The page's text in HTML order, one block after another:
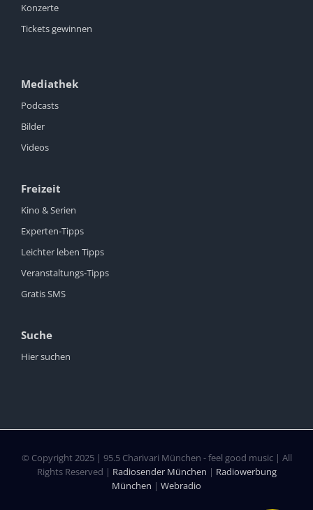
Konzerte
Tickets gewinnen
Mediathek
Podcasts
Bilder
Videos
Freizeit
Kino & Serien
Experten-Tipps
Leichter leben Tipps
Veranstaltungs-Tipps
Gratis SMS
Suche
Hier suchen
© Copyright 2025 | 95.5 Charivari München - feel good music | All
Rights Reserved | Radiosender München | Radiowerbung
München | Webradio